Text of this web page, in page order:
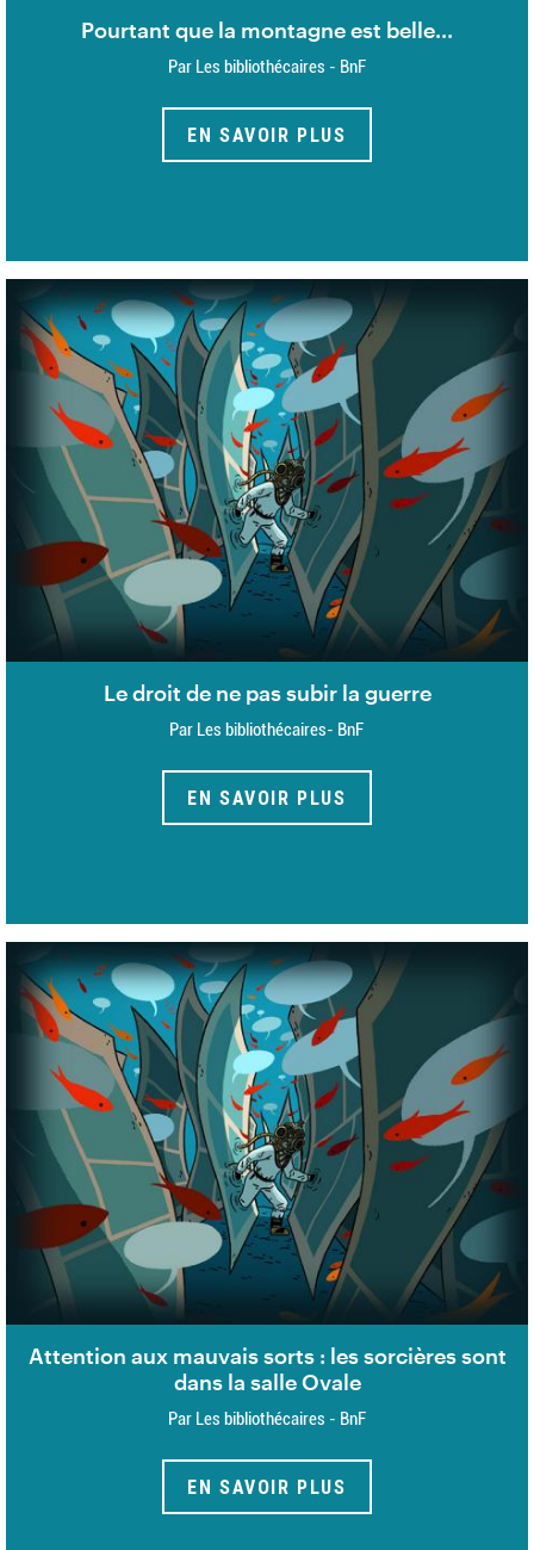
Pourtant que la montagne est belle...
Par Les bibliothécaires - BnF
EN SAVOIR PLUS
Le droit de ne pas subir la guerre
Par Les bibliothécaires- BnF
EN SAVOIR PLUS
Attention aux mauvais sorts : les sorcières sont
dans la salle Ovale
Par Les bibliothécaires - BnF
EN SAVOIR PLUS